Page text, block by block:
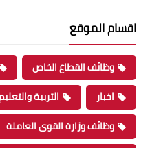
اقسام الموقع
وظائف القطاع الخاص
اخبار
التربية
وظائف وزارة القوى العاملة